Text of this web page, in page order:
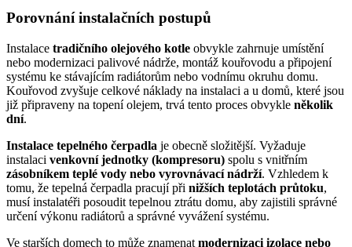
Porovnání instalačních postupů
Instalace tradičního olejového kotle obvykle zahrnuje umístění
nebo modernizaci palivové nádrže, montáž kouřovodu a připojení
systému ke stávajícím radiátorům nebo vodnímu okruhu domu.
Kouřovod zvyšuje celkové náklady na instalaci a u domů, které jsou
již připraveny na topení olejem, trvá tento proces obvykle několik
dní.
Instalace tepelného čerpadla je obecně složitější. Vyžaduje
instalaci venkovní jednotky (kompresoru) spolu s vnitřním
zásobníkem teplé vody nebo vyrovnávací nádrží. Vzhledem k
tomu, že tepelná čerpadla pracují při nižších teplotách průtoku,
musí instalatéři posoudit tepelnou ztrátu domu, aby zajistili správné
určení výkonu radiátorů a správné vyvážení systému.
Ve starších domech to může znamenat modernizaci izolace nebo